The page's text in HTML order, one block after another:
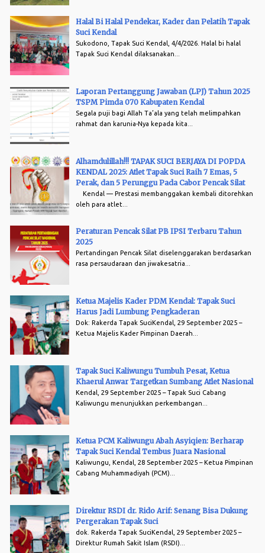
Halal Bi Halal Pendekar, Kader dan Pelatih Tapak
Suci Kendal
Sukodono, Tapak Suci Kendal, 4/4/2026. Halal bi halal
Tapak Suci Kendal dilaksanakan...
Laporan Pertanggung Jawaban (LPJ) Tahun 2025
TSPM Pimda 070 Kabupaten Kendal
Segala puji bagi Allah Ta’ala yang telah melimpahkan
rahmat dan karunia-Nya kepada kita...
Alhamdulillah!!! TAPAK SUCI BERJAYA DI POPDA
KENDAL 2025: Atlet Tapak Suci Raih 7 Emas, 5
Perak, dan 5 Perunggu Pada Cabor Pencak Silat
Kendal — Prestasi membanggakan kembali ditorehkan
oleh para atlet...
Peraturan Pencak Silat PB IPSI Terbaru Tahun
2025
Pertandingan Pencak Silat diselenggarakan berdasarkan
rasa persaudaraan dan jiwakesatria...
Ketua Majelis Kader PDM Kendal: Tapak Suci
Harus Jadi Lumbung Pengkaderan
Dok: Rakerda Tapak SuciKendal, 29 September 2025 –
Ketua Majelis Kader Pimpinan Daerah...
Tapak Suci Kaliwungu Tumbuh Pesat, Ketua
Khaerul Anwar Targetkan Sumbang Atlet Nasional
Kendal, 29 September 2025 – Tapak Suci Cabang
Kaliwungu menunjukkan perkembangan...
Ketua PCM Kaliwungu Abah Asyiqien: Berharap
Tapak Suci Kendal Tembus Juara Nasional
Kaliwungu, Kendal, 28 September 2025 – Ketua Pimpinan
Cabang Muhammadiyah (PCM)...
Direktur RSDI dr. Rido Arif: Senang Bisa Dukung
Pergerakan Tapak Suci
dok. Rakerda Tapak SuciKendal, 29 September 2025 –
Direktur Rumah Sakit Islam (RSDI)...